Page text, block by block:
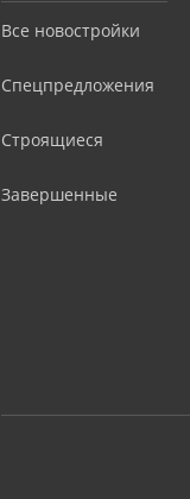
Все новостройки
Спецпредложения
Строящиеся
Завершенные